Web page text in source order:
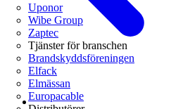
Uponor
Wibe Group
Zaptec
Tjänster för branschen
Brandskyddsföreningen
Elfack
Elmässan
Europacable